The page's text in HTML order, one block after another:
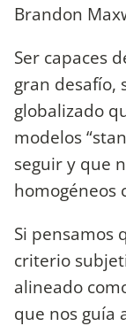
Brandon
Ser capaces
gran desafío,
globalizado
modelos
seguir y que
homogéneos
Si pensamos
criterio
alineado
que nos guía